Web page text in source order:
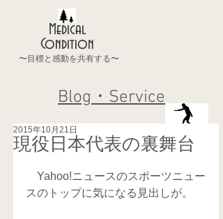
Medical
Condition
〜目標と感動を共有する〜
Blog・Service
現役日本代表の裏舞台
2015年10月21日
Yahoo!ニュースのスポーツニュー
スのトップに気になる見出しが。